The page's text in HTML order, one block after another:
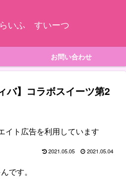
いふ すいーつ
お問い合わせ
バ】コラボスイーツ第2
イト広告を利用しています
2021.05.05 2021.05.04
です。